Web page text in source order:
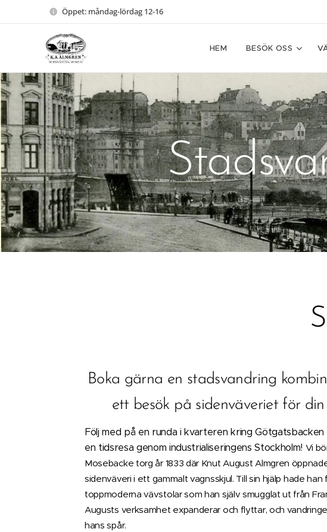
Öppet: måndag-lördag 12-16
HEM BESÖK OSS
Boka gärna en stadsvandring
ett besök på sidenväveriet för din
Följ med på en runda i kvarteren kring
en tidsresa genom industrialiseringens Stockholm! Vi
Mosebacke torg år 1833 där Knut August Almgren
sidenväveri i ett gammalt vagnsskjul. Till sin hjälp hade han
toppmoderna vävstolar som han själv smugglat ut från
Augusts verksamhet expanderar och flyttar, och
hans spår.